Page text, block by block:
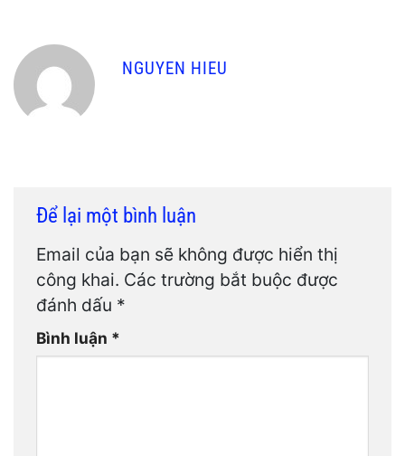
NGUYEN HIEU
Để lại một bình luận
Email của bạn sẽ không được hiển thị
công khai. Các trường bắt buộc được
đánh dấu *
Bình luận *